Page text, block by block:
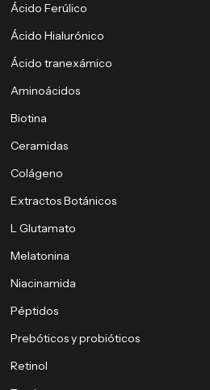
Ácido Ferúlico
Ácido Hialurónico
Ácido tranexámico
Aminoácidos
Biotina
Ceramidas
Colágeno
Extractos Botánicos
L Glutamato
Melatonina
Niacinamida
Péptidos
Prebóticos y probióticos
Retinol